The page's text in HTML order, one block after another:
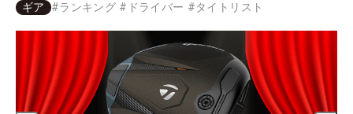
ギア #ランキング # ドライバー #タイトリスト